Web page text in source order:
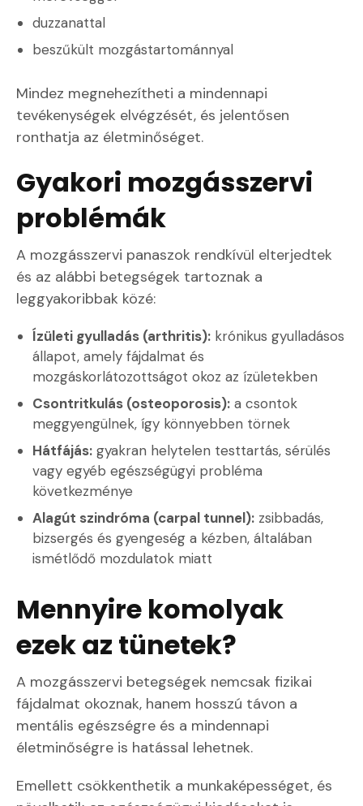
duzzanattal
beszűkült mozgástartománnyal
Mindez megnehezítheti a mindennapi
tevékenységek elvégzését, és jelentősen
ronthatja az életminőséget.
Gyakori mozgásszervi
problémák
A mozgásszervi panaszok rendkívül elterjedtek
és az alábbi betegségek tartoznak a
leggyakoribbak közé:
Ízületi gyulladás (arthritis): krónikus gyulladásos
állapot, amely fájdalmat és
mozgáskorlátozottságot okoz az ízületekben
Csontritkulás (osteoporosis): a csontok
meggyengülnek, így könnyebben törnek
Hátfájás: gyakran helytelen testtartás, sérülés
vagy egyéb egészségügyi probléma
következménye
Alagút szindróma (carpal tunnel): zsibbadás,
bizsergés és gyengeség a kézben, általában
ismétlődő mozdulatok miatt
Mennyire komolyak
ezek az tünetek?
A mozgásszervi betegségek nemcsak fizikai
fájdalmat okoznak, hanem hosszú távon a
mentális egészségre és a mindennapi
életminőségre is hatással lehetnek.
Emellett csökkenthetik a munkaképességet, és